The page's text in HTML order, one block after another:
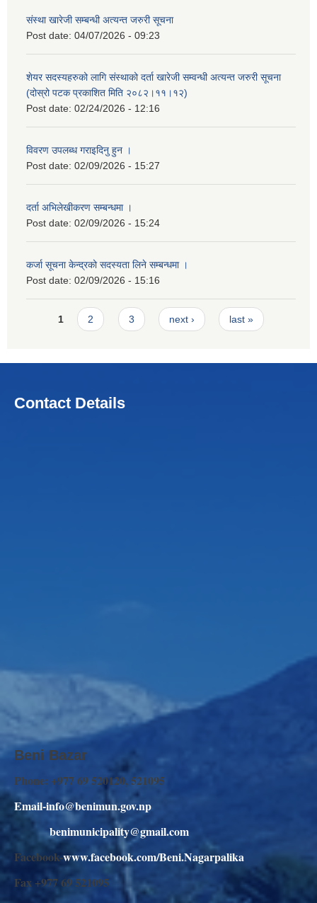
संस्था खारेजी सम्बन्धी अत्यन्त जरुरी सूचना
Post date: 04/07/2026 - 09:23
शेयर सदस्यहरुको लागि संस्थाको दर्ता खारेजी सम्वन्धी अत्यन्त जरुरी सूचना
(दोस्रो पटक प्रकाशित मिति २०८२।११।१२)
Post date: 02/24/2026 - 12:16
विवरण उपलब्ध गराइदिनु हुन ।
Post date: 02/09/2026 - 15:27
दर्ता अभिलेखीकरण सम्बन्धमा ।
Post date: 02/09/2026 - 15:24
कर्जा सूचना केन्द्रको सदस्यता लिने सम्बन्धमा ।
Post date: 02/09/2026 - 15:16
Pages
1 2 3 next › last »
Contact Details
Beni Bazar
Phone: +977 69 520120, 521095
Email-info@benimun.gov.np
benimunicipality@gmail.com
Facebook-www.facebook.com/Beni.Nagarpalika
Fax +977 69 521095